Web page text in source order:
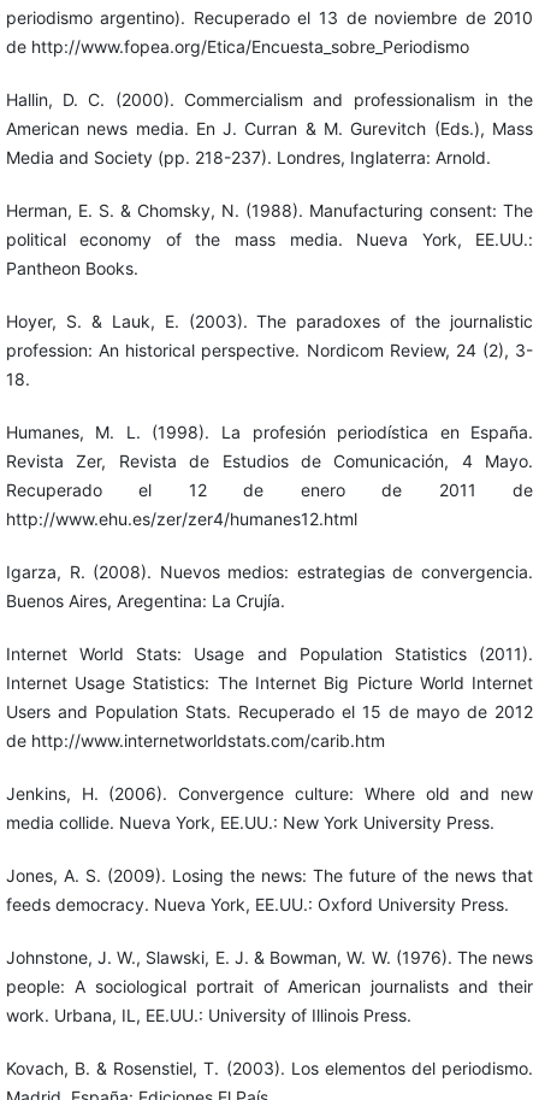
periodismo argentino). Recuperado el 13 de noviembre de 2010
de http://www.fopea.org/Etica/Encuesta_sobre_Periodismo
Hallin, D. C. (2000). Commercialism and professionalism in the
American news media. En J. Curran & M. Gurevitch (Eds.), Mass
Media and Society (pp. 218-237). Londres, Inglaterra: Arnold.
Herman, E. S. & Chomsky, N. (1988). Manufacturing consent: The
political economy of the mass media. Nueva York, EE.UU.:
Pantheon Books.
Hoyer, S. & Lauk, E. (2003). The paradoxes of the journalistic
profession: An historical perspective. Nordicom Review, 24 (2), 3-
18.
Humanes, M. L. (1998). La profesión periodística en España.
Revista Zer, Revista de Estudios de Comunicación, 4 Mayo.
Recuperado el 12 de enero de 2011 de
http://www.ehu.es/zer/zer4/humanes12.html
Igarza, R. (2008). Nuevos medios: estrategias de convergencia.
Buenos Aires, Aregentina: La Crujía.
Internet World Stats: Usage and Population Statistics (2011).
Internet Usage Statistics: The Internet Big Picture World Internet
Users and Population Stats. Recuperado el 15 de mayo de 2012
de http://www.internetworldstats.com/carib.htm
Jenkins, H. (2006). Convergence culture: Where old and new
media collide. Nueva York, EE.UU.: New York University Press.
Jones, A. S. (2009). Losing the news: The future of the news that
feeds democracy. Nueva York, EE.UU.: Oxford University Press.
Johnstone, J. W., Slawski, E. J. & Bowman, W. W. (1976). The news
people: A sociological portrait of American journalists and their
work. Urbana, IL, EE.UU.: University of Illinois Press.
Kovach, B. & Rosenstiel, T. (2003). Los elementos del periodismo.